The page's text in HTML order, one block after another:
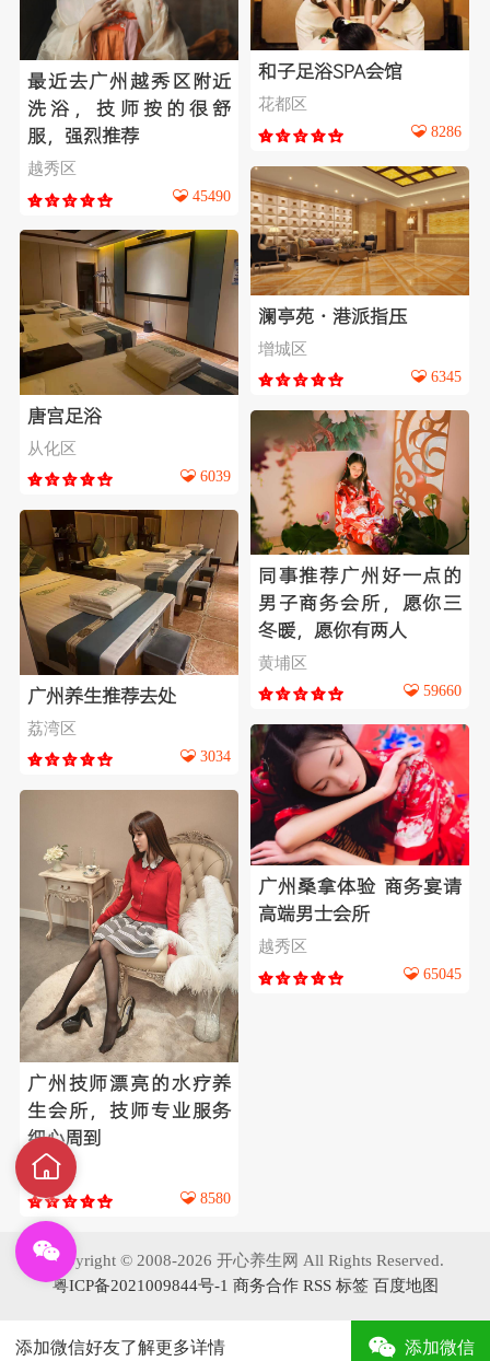
最近去广州越秀区附近
洗浴，技师按的很舒
服，强烈推荐
越秀区
45490
和子足浴SPA会馆
花都区
8286
澜亭苑·港派指压
增城区
6345
唐宫足浴
从化区
6039
同事推荐广州好一点的
男子商务会所，愿你三
冬暖，愿你有两人
黄埔区
59660
广州养生推荐去处
荔湾区
3034
广州桑拿体验 商务宴请
高端男士会所
越秀区
65045
广州技师漂亮的水疗养
生会所，技师专业服务
细心周到
南沙区
8580
Copyright © 2008-2026 开心养生网 All Rights Reserved.
粤ICP备2021009844号-1 商务合作 RSS 标签 百度地图
添加微信好友了解更多详情 添加微信